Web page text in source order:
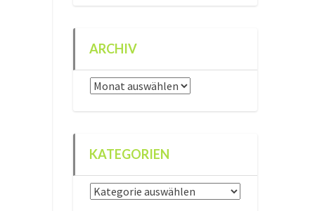
ARCHIV
Archiv
KATEGORIEN
Kategorien